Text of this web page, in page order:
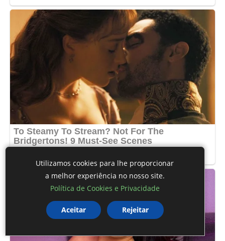
Utilizamos cookies para lhe proporcionar
a melhor experiência no nosso site.
Política de Cookies e Privacidade
Aceitar Rejeitar